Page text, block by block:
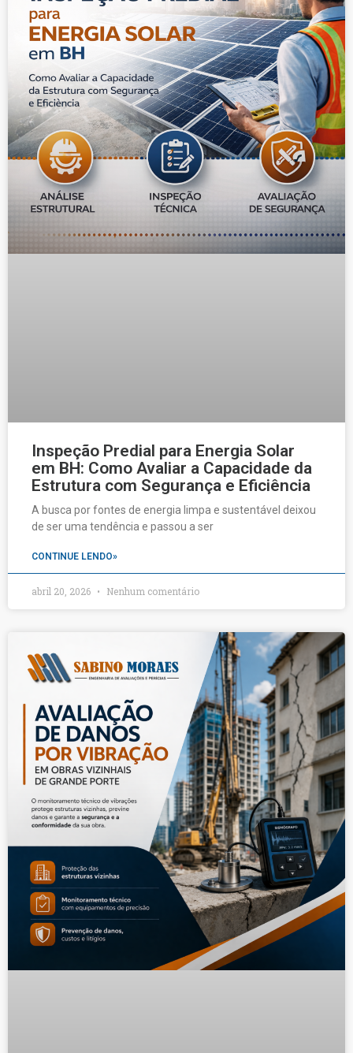
Inspeção Predial para Energia Solar
em BH: Como Avaliar a Capacidade da
Estrutura com Segurança e Eficiência
A busca por fontes de energia limpa e sustentável deixou
de ser uma tendência e passou a ser
CONTINUE LENDO»
abril 20, 2026 Nenhum comentário